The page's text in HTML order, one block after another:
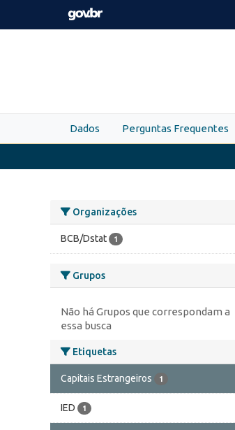
Skip to main content
Dados Perguntas Frequentes
Organizações
BCB/Dstat 1
Grupos
Não há Grupos que correspondam a
essa busca
Etiquetas
Capitais Estrangeiros 1
IED 1